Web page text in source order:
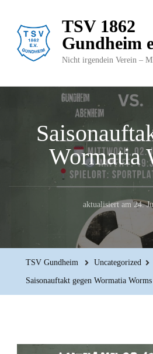
TSV 1862
Gundheim
Nicht irgendein Verein –
Wormatia
aktualisiert am24.
TSV Gundheim Uncategorized
Saisonauftakt gegen Wormatia Worms